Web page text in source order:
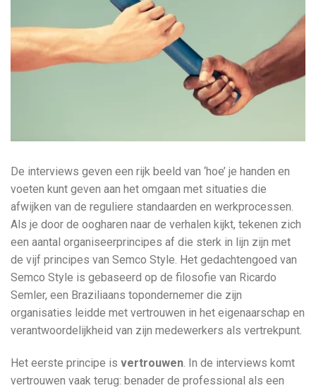
De interviews geven een rijk beeld van ‘hoe’ je handen en
voeten kunt geven aan het omgaan met situaties die
afwijken van de reguliere standaarden en werkprocessen.
Als je door de oogharen naar de verhalen kijkt, tekenen zich
een aantal organiseerprincipes af die sterk in lijn zijn met
de vijf principes van Semco Style. Het gedachtengoed van
Semco Style is gebaseerd op de filosofie van Ricardo
Semler, een Braziliaans topondernemer die zijn
organisaties leidde met vertrouwen in het eigenaarschap en
verantwoordelijkheid van zijn medewerkers als vertrekpunt.
Het eerste principe is vertrouwen . In de interviews komt
vertrouwen vaak terug: benader de professional als een